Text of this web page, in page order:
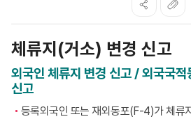
체류지(거소) 변경 신고
외국인 체류지 변경 신고 / 외국국적
신고
등록외국인 또는 재외동포(F-4)가 체류